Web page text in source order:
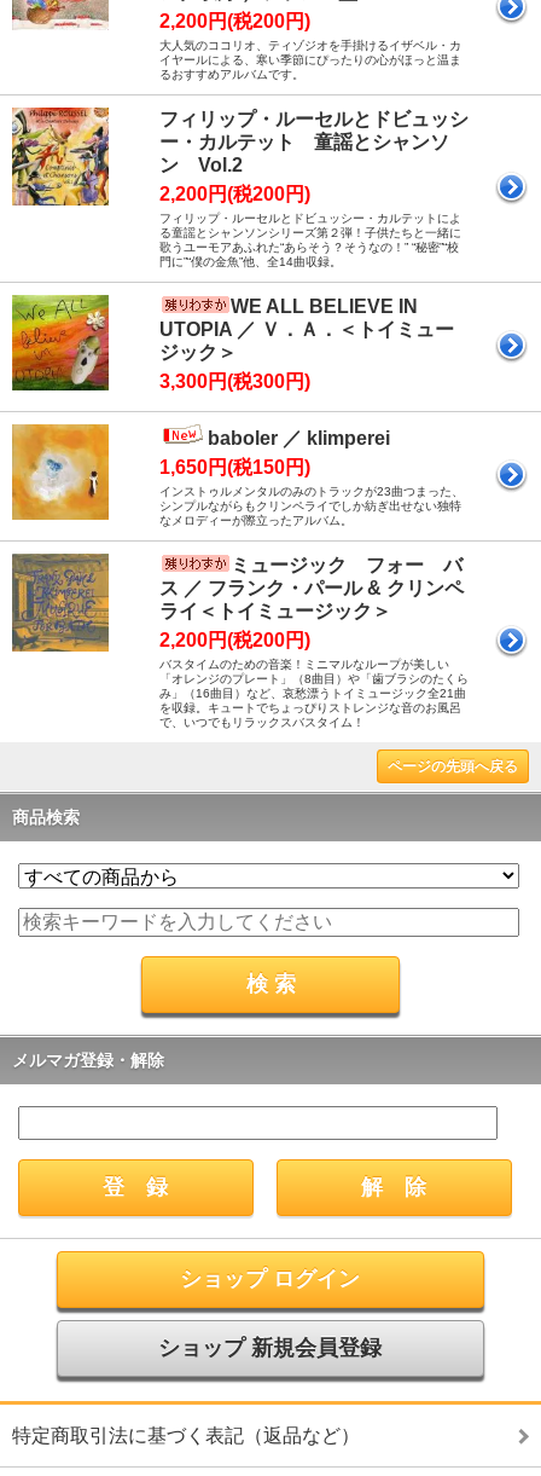
2,200円(税200円)
大人気のココリオ、ティゾジオを手掛けるイザベル・カ
イヤールによる、寒い季節にぴったりの心がほっと温ま
るおすすめアルバムです。
フィリップ・ルーセルとドビュッシ
ー・カルテット 童謡とシャンソ
ン Vol.2
2,200円(税200円)
フィリップ・ルーセルとドビュッシー・カルテットによ
る童謡とシャンソンシリーズ第２弾！子供たちと一緒に
歌うユーモアあふれた“あらそう？そうなの！” “秘密”“校
門に”“僕の金魚”他、全14曲収録。
WE ALL BELIEVE IN
UTOPIA ／ Ｖ．Ａ．＜トイミュー
ジック＞
3,300円(税300円)
baboler ／ klimperei
1,650円(税150円)
インストゥルメンタルのみのトラックが23曲つまった、
シンプルながらもクリンペライでしか紡ぎ出せない独特
なメロディーが際立ったアルバム。
ミュージック フォー バ
ス ／ フランク・パール & クリンペ
ライ＜トイミュージック＞
2,200円(税200円)
バスタイムのための音楽！ミニマルなループが美しい
「オレンジのプレート」（8曲目）や「歯ブラシのたくら
み」（16曲目）など、哀愁漂うトイミュージック全21曲
を収録。キュートでちょっぴりストレンジな音のお風呂
で、いつでもリラックスバスタイム！
ページの先頭へ戻る
商品検索
メルマガ登録・解除
ショップ ログイン
ショップ 新規会員登録
特定商取引法に基づく表記（返品など）